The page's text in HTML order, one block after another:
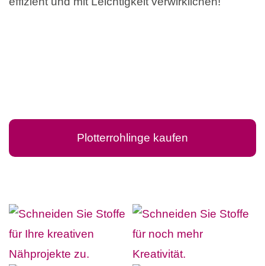
Plotterrohlinge kaufen